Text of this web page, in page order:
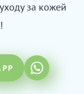
за кожей